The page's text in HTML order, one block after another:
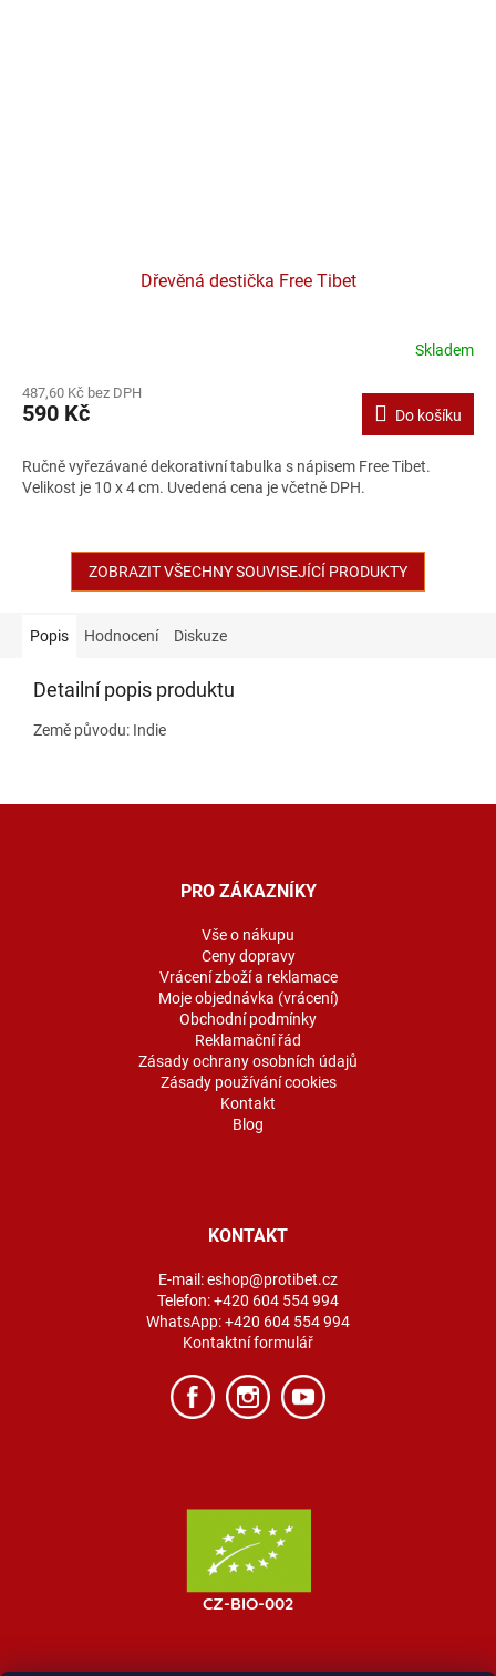
Dřevěná destička Free Tibet
produktu
je
z
5
hvězdiček.
Skladem
487,60 Kč bez DPH
590 Kč Do košíku
Ručně vyřezávané dekorativní tabulka s nápisem Free Tibet.
Velikost je 10 x 4 cm. Uvedená cena je včetně DPH.
ZOBRAZIT VŠECHNY SOUVISEJÍCÍ PRODUKTY
Popis Hodnocení Diskuze
Detailní popis produktu
Země původu: Indie
PRO ZÁKAZNÍKY
Vše o nákupu
Ceny dopravy
Vrácení zboží a reklamace
Moje objednávka (vrácení)
Obchodní podmínky
Reklamační řád
Zásady ochrany osobních údajů
Zásady používání cookies
Kontakt
Blog
KONTAKT
E-mail:eshop@protibet.cz
Telefon:+420 604 554 994
WhatsApp:+420 604 554 994
Kontaktní formulář